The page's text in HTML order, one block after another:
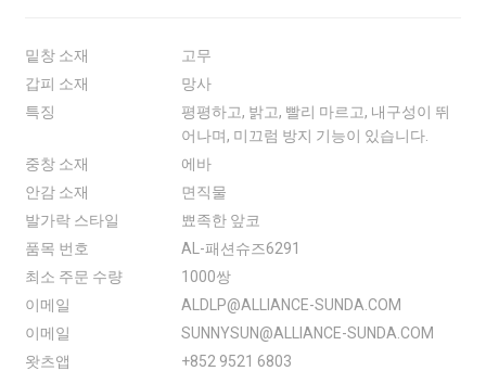
밑창 소재
고무
갑피 소재
망사
특징
평평하고, 밝고, 빨리 마르고, 내구성이 뛰
어나며, 미끄럼 방지 기능이 있습니다.
중창 소재
에바
안감 소재
면직물
발가락 스타일
뾰족한 앞코
품목 번호
AL-패션슈즈6291
최소 주문 수량
1000쌍
이메일
ALDLP@ALLIANCE-SUNDA.COM
이메일
SUNNYSUN@ALLIANCE-SUNDA.COM
왓츠앱
+852 9521 6803